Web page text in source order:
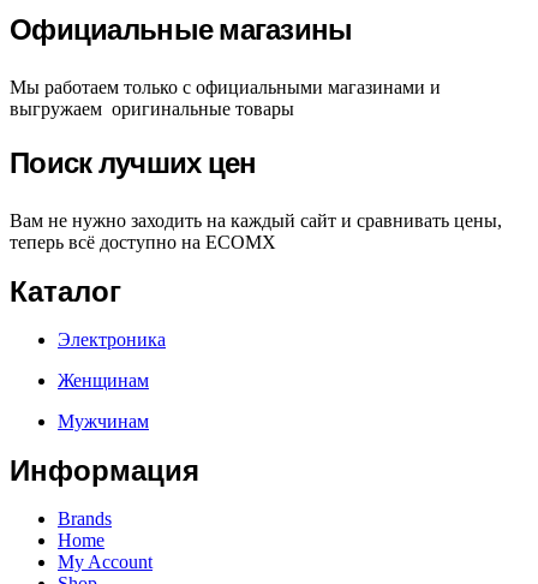
Официальные магазины
Мы работаем только с официальными магазинами и
выгружаем оригинальные товары
Поиск лучших цен
Вам не нужно заходить на каждый сайт и сравнивать цены,
теперь всё доступно на ECOMX
Каталог
Электроника
Женщинам
Мужчинам
Информация
Brands
Home
My Account